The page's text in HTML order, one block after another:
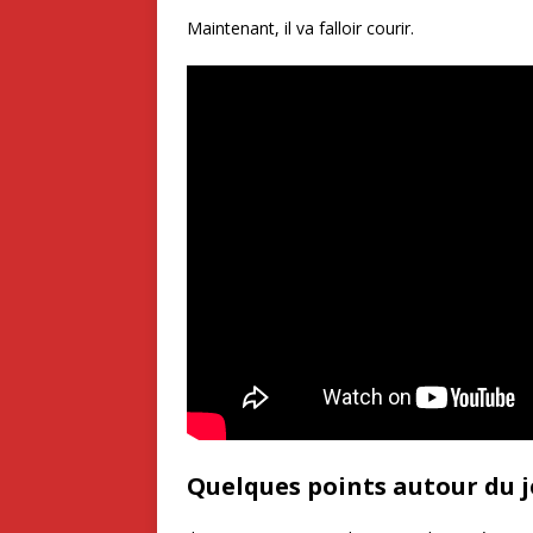
Maintenant, il va falloir courir.
Quelques points autour du